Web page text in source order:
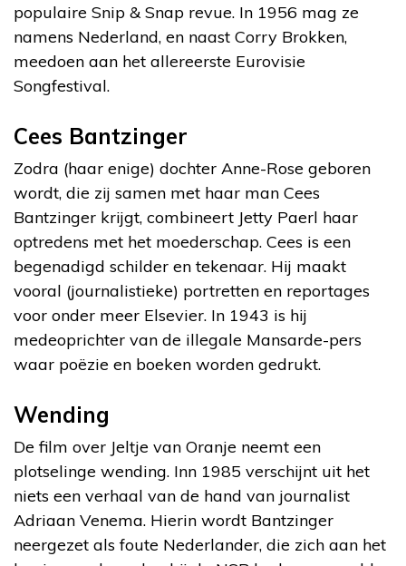
populaire Snip & Snap revue. In 1956 mag ze
namens Nederland, en naast Corry Brokken,
meedoen aan het allereerste Eurovisie
Songfestival.
Cees Bantzinger
Zodra (haar enige) dochter Anne-Rose geboren
wordt, die zij samen met haar man Cees
Bantzinger krijgt, combineert Jetty Paerl haar
optredens met het moederschap. Cees is een
begenadigd schilder en tekenaar. Hij maakt
vooral (journalistieke) portretten en reportages
voor onder meer Elsevier. In 1943 is hij
medeoprichter van de illegale Mansarde-pers
waar poëzie en boeken worden gedrukt.
Wending
De film over Jeltje van Oranje neemt een
plotselinge wending. Inn 1985 verschijnt uit het
niets een verhaal van de hand van journalist
Adriaan Venema. Hierin wordt Bantzinger
neergezet als foute Nederlander, die zich aan het